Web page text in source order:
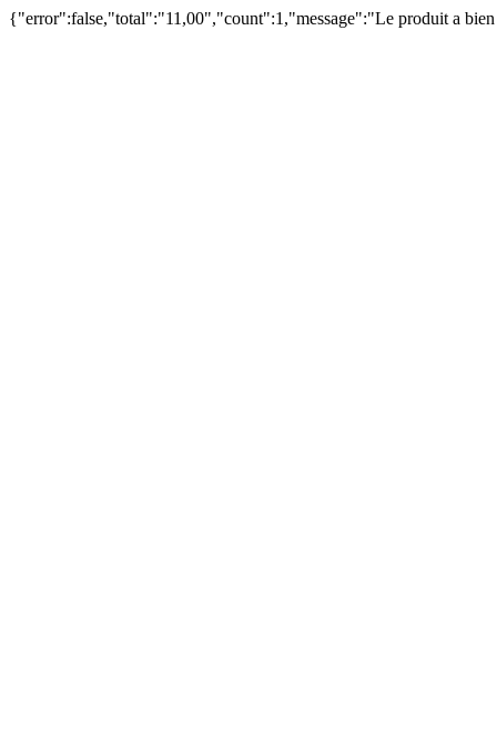
{"error":false,"total":"11,00","count":1,"message":"Le produit a